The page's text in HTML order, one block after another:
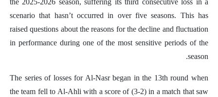
the 2025-2026 season, suffering its third consecutive loss in a
scenario that hasn’t occurred in over five seasons. This has
raised questions about the reasons for the decline and fluctuation
in performance during one of the most sensitive periods of the
season.
The series of losses for Al-Nasr began in the 13th round when
the team fell to Al-Ahli with a score of (3-2) in a match that saw